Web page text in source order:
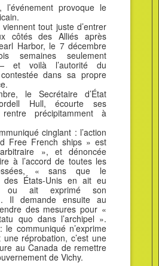
l’événement provoque le
tout juste d’entrer
côtés des Alliés après
Harbor, le 7 décembre
semaines seulement
et voilà l’autorité du
dans sa propre
le Secrétaire d’État
Hull, écourte ses
précipitamment à
cinglant : l’action
Free French ships » est
», et dénoncée
à l’accord de toutes les
« sans que le
des États-Unis en ait eu
ou ait exprimé son
Il demande ensuite au
des mesures pour «
quo dans l’archipel ».
le communiqué n’exprime
réprobation, c’est une
au Canada de remettre
de Vichy.